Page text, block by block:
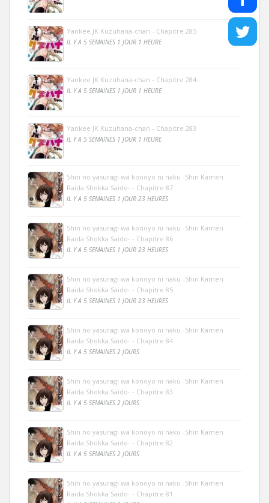
Yankee JK Kuzuhana-chan - Chapitre 285
IL Y A 5 SEMAINES 1 JOUR 1 HEURE
Yankee JK Kuzuhana-chan - Chapitre 284
IL Y A 5 SEMAINES 1 JOUR 1 HEURE
Yankee JK Kuzuhana-chan - Chapitre 283
IL Y A 5 SEMAINES 1 JOUR 1 HEURE
Shin no yasuragi wa konoyo ni naku -Shin Kamen
Raida Shokka Saido- - Chapitre 87
IL Y A 5 SEMAINES 1 JOUR 23 HEURES
Shin no yasuragi wa konoyo ni naku -Shin Kamen
Raida Shokka Saido- - Chapitre 86
IL Y A 5 SEMAINES 1 JOUR 23 HEURES
Shin no yasuragi wa konoyo ni naku -Shin Kamen
Raida Shokka Saido- - Chapitre 85
IL Y A 5 SEMAINES 1 JOUR 23 HEURES
Shin no yasuragi wa konoyo ni naku -Shin Kamen
Raida Shokka Saido- - Chapitre 84
IL Y A 5 SEMAINES 2 JOURS
Shin no yasuragi wa konoyo ni naku -Shin Kamen
Raida Shokka Saido- - Chapitre 83
IL Y A 5 SEMAINES 2 JOURS
Shin no yasuragi wa konoyo ni naku -Shin Kamen
Raida Shokka Saido- - Chapitre 82
IL Y A 5 SEMAINES 2 JOURS
Shin no yasuragi wa konoyo ni naku -Shin Kamen
Raida Shokka Saido- - Chapitre 81